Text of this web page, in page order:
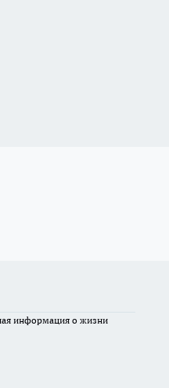
информация о жизни